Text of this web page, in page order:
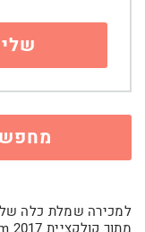
למכירה שמלת כלה
מתוך קולקציית 2017 Gypsy Glam